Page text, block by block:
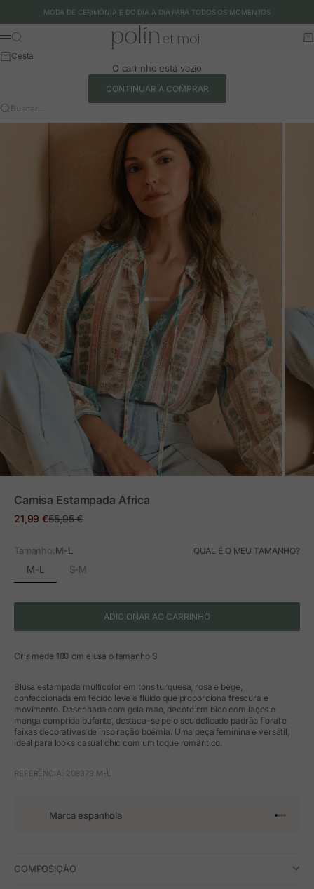
MODA DE CERIMÓNIA E DO DIA A DIA PARA TODOS OS MOMENTOS
Polín et moi - EU
Menu
Buscar
Cesta
O carrinho está vazio
CONTINUAR A COMPRAR
Buscar…
Ir para o artigo 1
Ir para o artigo 2
Ir para o artigo 3
Ir para o artigo 4
Ir para o artigo 5
Ir para o artigo 6
Camisa Estampada África
Preço em promoção
21,99 €Preço normal
55,95 €
Tamanho:M-L QUAL É O MEU TAMANHO?
M-L S-M
ADICIONAR AO CARRINHO
Cris mede 180 cm e usa o tamanho S
Blusa estampada multicolor em tons turquesa, rosa e bege,
confeccionada em tecido leve e fluido que proporciona frescura e
movimento. Desenhada com gola mao, decote em bico com laços e
manga comprida bufante, destaca-se pelo seu delicado padrão floral e
faixas decorativas de inspiração boémia. Uma peça feminina e versátil,
ideal para looks casual chic com um toque romântico.
REFERÊNCIA: 208379.M-L
Marca espanhola Ir para o
Ir para
Ir para
Ir para
COMPOSIÇÃO